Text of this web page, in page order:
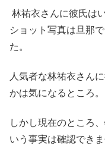
林祐衣さんに彼氏は
ショット写真は旦那
た。
人気者な林祐衣さん
かは気になるところ。
しかし現在のところ
いう事実は確認できま